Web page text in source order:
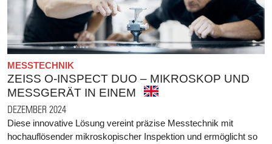
MESSTECHNIK
ZEISS O-INSPECT DUO – MIKROSKOP UND
MESSGERÄT IN EINEM
DEZEMBER 2024
Diese innovative Lösung vereint präzise Messtechnik mit
hochauflösender mikroskopischer Inspektion und ermöglicht so